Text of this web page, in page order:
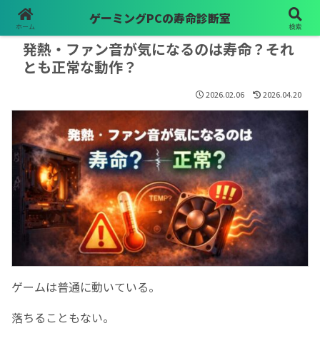
PR
発熱・ファン音が気になるのは寿命？それ
とも正常な動作？
2026.02.06 2026.04.20
ゲームは普通に動いている。
落ちることもない。
ホーム
ゲーミングPCの寿命診断室
検索